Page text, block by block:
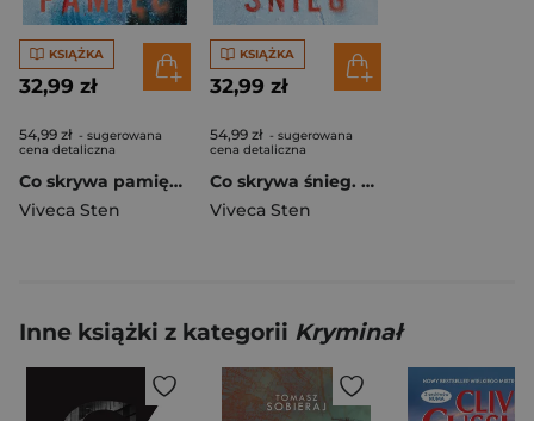
KSIĄŻKA
32,99 zł
54,99 zł - sugerowana
cena detaliczna
Co skrywa pamięć. Morderstwa w Are
Viveca Sten
KSIĄŻKA
32,99 zł
54,99 zł - sugerowana
cena detaliczna
Co skrywa śnieg. Morderstwa w Are
Viveca Sten
Inne książki z kategorii Kryminał